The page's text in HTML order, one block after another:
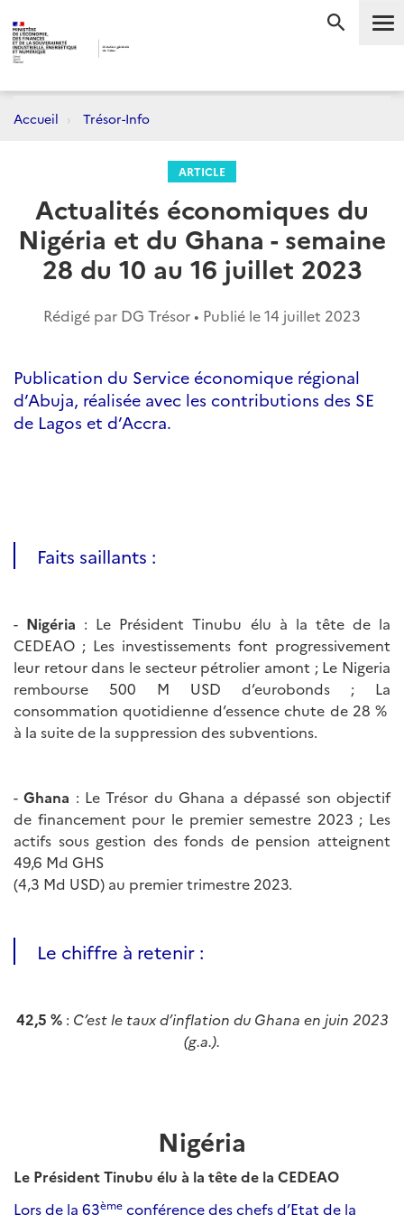
Accueil Trésor-Info
ARTICLE
Actualités économiques du
Nigéria et du Ghana - semaine
28 du 10 au 16 juillet 2023
Rédigé par DG Trésor • Publié le14 juillet 2023
Publication du Service économique régional
d’Abuja, réalisée avec les contributions des SE
de Lagos et d’Accra.
Faits saillants :
- Nigéria : Le Président Tinubu élu à la tête de la
CEDEAO ; Les investissements font progressivement
leur retour dans le secteur pétrolier amont ; Le Nigeria
rembourse 500 M USD d’eurobonds ; La
consommation quotidienne d’essence chute de 28 %
à la suite de la suppression des subventions.
-Ghana : Le Trésor du Ghana a dépassé son objectif
de financement pour le premier semestre 2023 ; Les
actifs sous gestion des fonds de pension atteignent
49,6 Md GHS
(4,3 Md USD) au premier trimestre 2023.
Le chiffre à retenir :
42,5 % : C’est le taux d’inflation du Ghana en juin 2023
(g.a.).
Nigéria
Le Président Tinubu élu à la tête de la CEDEAO
Lors de la 63ème conférence des chefs d’Etat de la